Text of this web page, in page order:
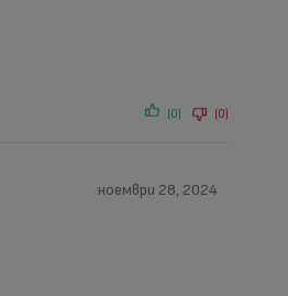
(0) (0)
ноември 28, 2024